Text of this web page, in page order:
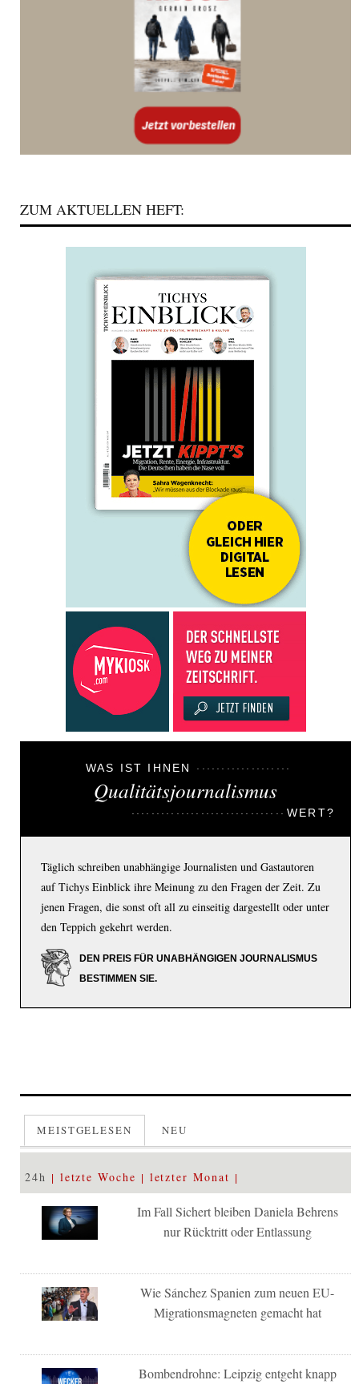
ZUM AKTUELLEN HEFT:
WAS IST IHNEN
Qualitätsjournalismus
WERT?
Täglich schreiben unabhängige Journalisten und Gastautoren
auf Tichys Einblick ihre Meinung zu den Fragen der Zeit. Zu
jenen Fragen, die sonst oft all zu einseitig dargestellt oder unter
den Teppich gekehrt werden.
DEN PREIS FÜR UNABHÄNGIGEN JOURNALISMUS
BESTIMMEN SIE.
MEISTGELESEN NEU
24h letzte Woche letzter Monat
Im Fall Sichert bleiben Daniela Behrens
nur Rücktritt oder Entlassung
Wie Sánchez Spanien zum neuen EU-
Migrationsmagneten gemacht hat
Bombendrohne: Leipzig entgeht knapp